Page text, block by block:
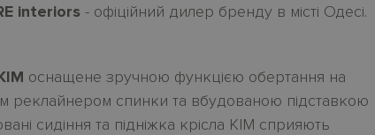
interiors- офіційний дилер бренду в місті Одесі.
оснащене зручною функцією обертання на
реклайнером спинки та вбудованою підставкою
сидіння та підніжка крісла KIM сприяють